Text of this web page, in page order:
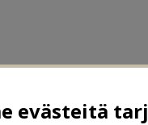
evästeitä